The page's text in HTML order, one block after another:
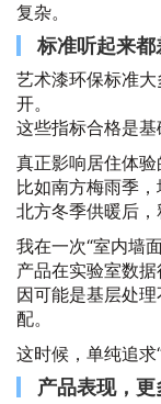
复杂。
标准听起来
艺术漆环保标准
开。
这些指标合格是基
真正影响居住体验
比如南方梅雨季
北方冬季供暖后，
我在一次“室内墙
产品在实验室数
因可能是基层处
配。
这时候，单纯追求
产品表现，